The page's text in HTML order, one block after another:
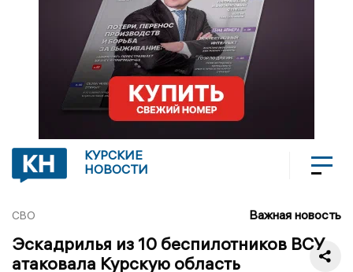
КУРСКИЕ
НОВОСТИ
СВО Важная новость
Эскадрилья из 10 беспилотников ВСУ
атаковала Курскую область